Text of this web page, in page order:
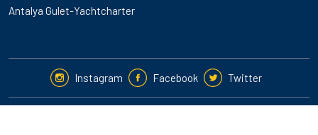
Antalya Gulet-Yachtcharter
Instagram Facebook Twitter